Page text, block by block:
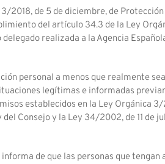
2018, de 5 de diciembre, de
del artículo 34.3 de la Ley
realizada a la Agencia
personal a menos que realmente
legítimas e informadas
establecidos en la Ley Orgánica
Consejo y la Ley 34/2002, de 11 de
de que las personas que tengan